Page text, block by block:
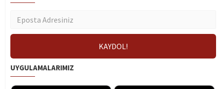
UYGULAMALARIMIZ